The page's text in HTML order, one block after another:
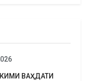
ВАҲДАТИ